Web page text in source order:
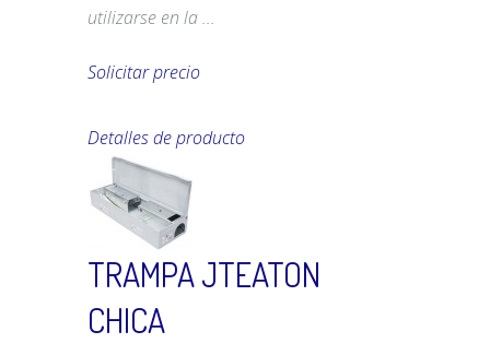
utilizarse en la ...
Solicitar precio
Detalles de producto
TRAMPA JTEATON
CHICA